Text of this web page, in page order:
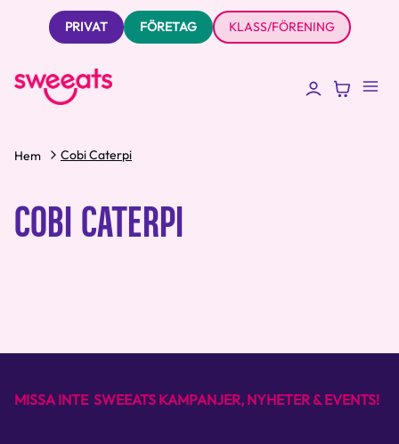
PRIVAT FÖRETAG KLASS/FÖRENING
Hem Cobi Caterpi
COBI CATERPI
MISSA INTE SWEEATS KAMPANJER, NYHETER & EVENTS!